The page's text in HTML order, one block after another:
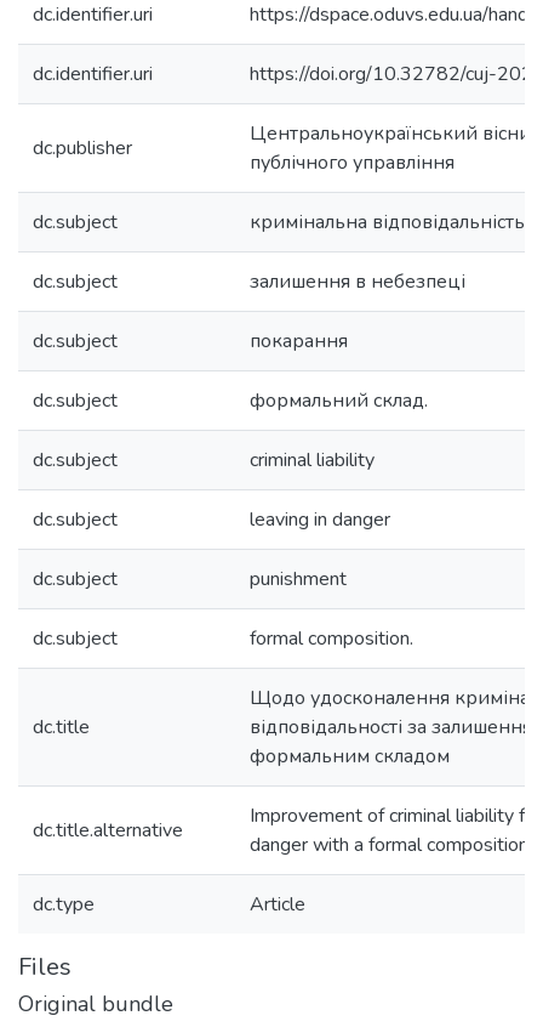
dc.identifier.uri https://dspace.oduvs.edu.ua/
dc.identifier.uri https://doi.org/10.32782/cuj-
dc.publisher
Центральноукраїнський
публічного управління
dc.subject кримінальна відповідальність
dc.subject залишення в небезпеці
dc.subject покарання
dc.subject формальний склад.
dc.subject criminal liability
dc.subject leaving in danger
dc.subject punishment
dc.subject formal composition.
dc.title
Щодо удосконалення
відповідальності за залишення
формальним складом
dc.title.alternative
Improvement of criminal liability
danger with a formal composition
dc.type Article
Files
Original bundle